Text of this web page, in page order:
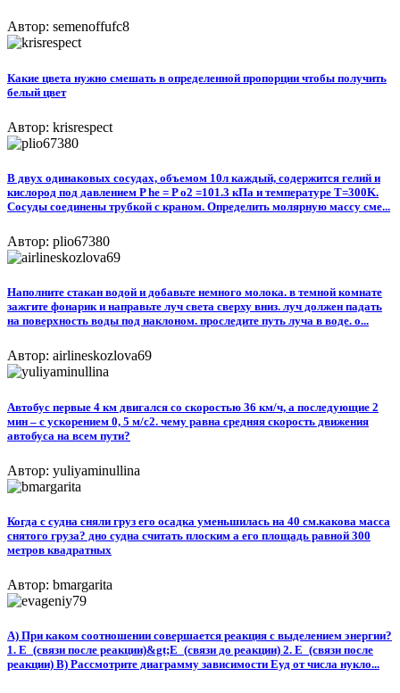
Автор: semenoffufc8
Какие цвета нужно смешать в определенной пропорции чтобы получить
белый цвет​
Автор: krisrespect
В двух одинаковых сосудах, объемом 10л каждый, содержится гелий и
кислород под давлением P he = P o2 =101.3 кПа и температуре T=300K.
Сосуды соединены трубкой с краном. Определить молярную массу сме...
Автор: plio67380
Наполните стакан водой и добавьте немного молока. в темной комнате
зажгите фонарик и направьте луч света сверху вниз. луч должен падать
на поверхность воды под наклоном. проследите путь луча в воде. о...
Автор: airlineskozlova69
Автобус первые 4 км двигался со скоростью 36 км/ч, а последующие 2
мин – с ускорением 0, 5 м/с2. чему равна средняя скорость движения
автобуса на всем пути?
Автор: yuliyaminullina
Когда с судна сняли груз его осадка уменьшилась на 40 см.какова масса
снятого груза? дно судна считать плоским а его площадь равной 300
метров квадратных
Автор: bmargarita
A) При каком соотношении совершается реакция с выделением энергии?
1. Е_(связи после реакции)&gt;Е_(связи до реакции) 2. Е_(связи после
реакции) B) Рассмотрите диаграмму зависимости Еуд от числа нукло...